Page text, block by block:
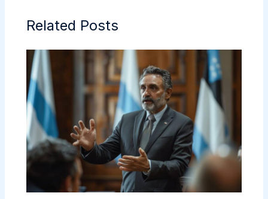
Related Posts